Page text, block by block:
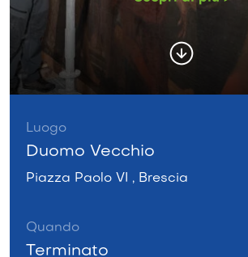
Luogo
Duomo Vecchio
Piazza Paolo VI , Brescia
Quando
Terminato